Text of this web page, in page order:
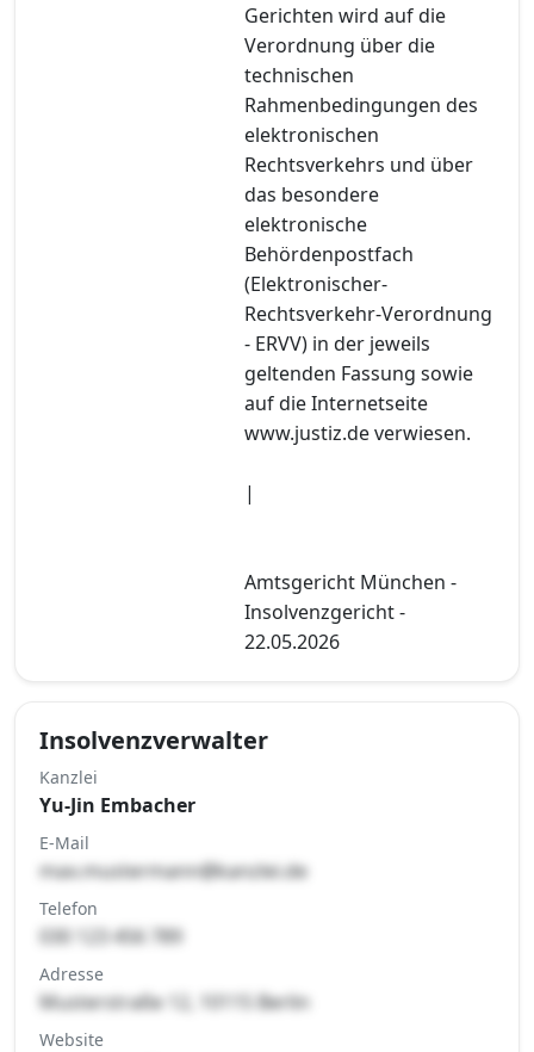
Gerichten wird auf die
Verordnung über die
technischen
Rahmenbedingungen des
elektronischen
Rechtsverkehrs und über
das besondere
elektronische
Behördenpostfach
(Elektronischer-
Rechtsverkehr-Verordnung
- ERVV) in der jeweils
geltenden Fassung sowie
auf die Internetseite
www.justiz.de verwiesen.
|
Amtsgericht München -
Insolvenzgericht -
22.05.2026
Insolvenzverwalter
Kanzlei
Yu-Jin Embacher
E-Mail
max.mustermann@kanzlei.de
Telefon
030 123 456 789
Adresse
Musterstraße 12, 10115 Berlin
Website